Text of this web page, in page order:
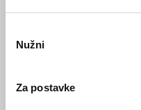
pristanka
Nužni
Za postavke